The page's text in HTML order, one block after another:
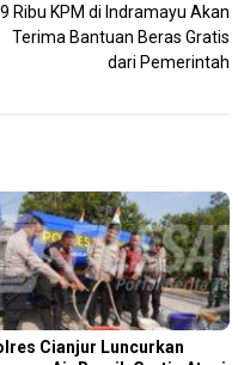
Ribu KPM di Indramayu Akan
Terima Bantuan Beras Gratis
dari Pemerintah
Cianjur Luncurkan